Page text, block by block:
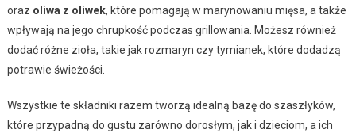
oraz oliwa z oliwek, które pomagają w marynowaniu mięsa, a także
wpływają na jego chrupkość podczas grillowania. Możesz również
dodać różne zioła, takie jak rozmaryn czy tymianek, które dodadzą
potrawie świeżości.
Wszystkie te składniki razem tworzą idealną bazę do szaszłyków,
które przypadną do gustu zarówno dorosłym, jak i dzieciom, a ich